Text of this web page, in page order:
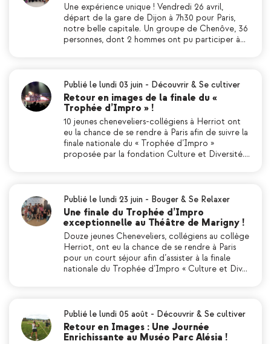
Une expérience unique ! Vendredi 26 avril,
départ de la gare de Dijon à 7h30 pour Paris,
notre belle capitale. Un groupe de Chenôve, 36
personnes, dont 2 hommes ont pu participer à…
Publié le lundi 03 juin - Découvrir & Se cultiver
Retour en images de la finale du «
Trophée d’Impro » !
10 jeunes cheneveliers-collégiens à Herriot ont
eu la chance de se rendre à Paris afin de suivre la
finale nationale du « Trophée d’Impro »
proposée par la fondation Culture et Diversité.…
Publié le lundi 23 juin - Bouger & Se Relaxer
Une finale du Trophée d’Impro
exceptionnelle au Théâtre de Marigny !
Douze jeunes Cheneveliers, collégiens au collège
Herriot, ont eu la chance de se rendre à Paris
pour un court séjour afin d’assister à la finale
nationale du Trophée d’Impro « Culture et Div…
Publié le lundi 05 août - Découvrir & Se cultiver
Retour en Images : Une Journée
Enrichissante au Muséo Parc Alésia !